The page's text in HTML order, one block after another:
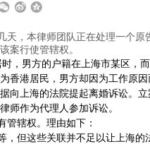
天，本律师团队正在处理一个原
案行使管辖权。
，男方的户籍在上海市某区，
香港居民，男方却因为工作原
上海的法院提起离婚诉讼。立
师作为代理人参加诉讼。
辖权。理由如下：
，但这些关联并不足以让上海的